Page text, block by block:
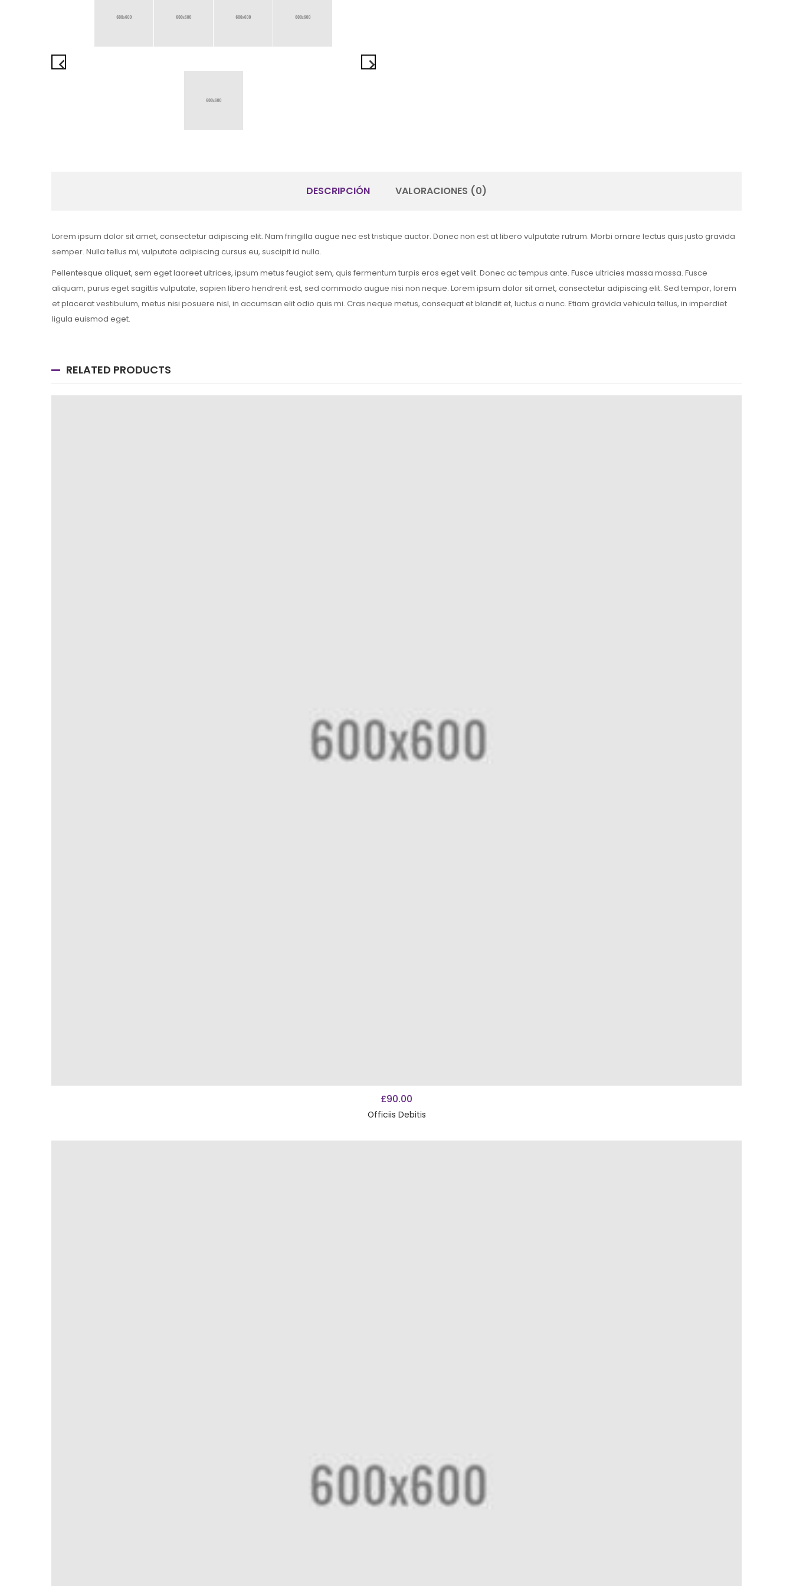
keyboard_arrow_left keyboard_arrow_right
DESCRIPCIÓN VALORACIONES (0)
Lorem ipsum dolor sit amet, consectetur adipiscing elit. Nam fringilla augue nec est tristique auctor. Donec non est at libero vulputate rutrum. Morbi ornare lectus quis justo gravida
semper. Nulla tellus mi, vulputate adipiscing cursus eu, suscipit id nulla.
Pellentesque aliquet, sem eget laoreet ultrices, ipsum metus feugiat sem, quis fermentum turpis eros eget velit. Donec ac tempus ante. Fusce ultricies massa massa. Fusce
aliquam, purus eget sagittis vulputate, sapien libero hendrerit est, sed commodo augue nisi non neque. Lorem ipsum dolor sit amet, consectetur adipiscing elit. Sed tempor, lorem
et placerat vestibulum, metus nisi posuere nisl, in accumsan elit odio quis mi. Cras neque metus, consequat et blandit et, luctus a nunc. Etiam gravida vehicula tellus, in imperdiet
ligula euismod eget.
RELATED PRODUCTS
£90.00
Officiis Debitis